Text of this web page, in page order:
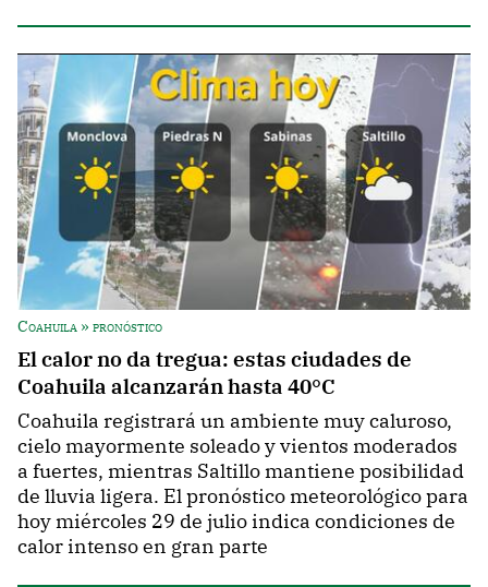
Coahuila » pronóstico
El calor no da tregua: estas ciudades de
Coahuila alcanzarán hasta 40°C
Coahuila registrará un ambiente muy caluroso,
cielo mayormente soleado y vientos moderados
a fuertes, mientras Saltillo mantiene posibilidad
de lluvia ligera. El pronóstico meteorológico para
hoy miércoles 29 de julio indica condiciones de
calor intenso en gran parte